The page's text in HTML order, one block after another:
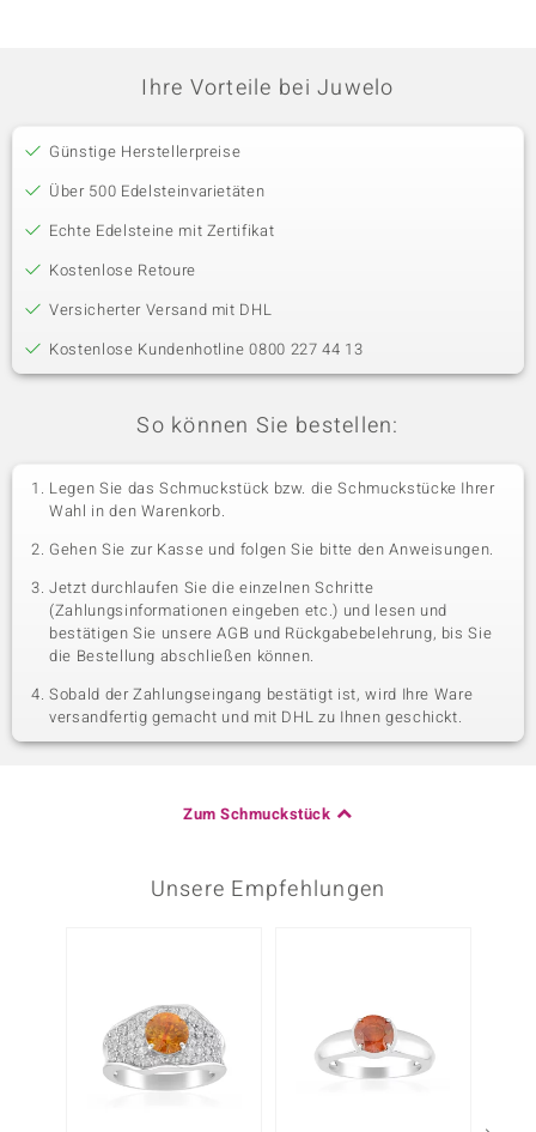
Ihre Vorteile bei Juwelo
Günstige Herstellerpreise
Über 500 Edelsteinvarietäten
Echte Edelsteine mit Zertifikat
Kostenlose Retoure
Versicherter Versand mit DHL
Kostenlose Kundenhotline 0800 227 44 13
So können Sie bestellen:
Legen Sie das Schmuckstück bzw. die Schmuckstücke Ihrer
Wahl in den Warenkorb.
Gehen Sie zur Kasse und folgen Sie bitte den Anweisungen.
Jetzt durchlaufen Sie die einzelnen Schritte
(Zahlungsinformationen eingeben etc.) und lesen und
bestätigen Sie unsere AGB und Rückgabebelehrung, bis Sie
die Bestellung abschließen können.
Sobald der Zahlungseingang bestätigt ist, wird Ihre Ware
versandfertig gemacht und mit DHL zu Ihnen geschickt.
Zum Schmuckstück
Unsere Empfehlungen